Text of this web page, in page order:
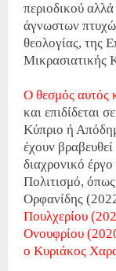
περιοδικού
άγνωστων
θεολογίας, της
Μικρασιατικής
Ο θεσμός αυτός
και επιδίδεται
Κύπριο ή
έχουν
διαχρονικό
Πολιτισμό,
Ορφανίδης
Πουλχερίου
Ονουφρίου
ο Κυριάκος